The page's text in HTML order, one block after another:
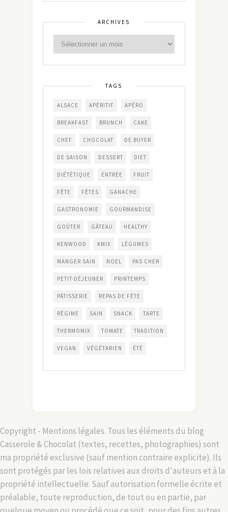
ARCHIVES
TAGS
ALSACE APÉRITIF APÉRO
BREAKFAST BRUNCH CAKE
CHEF CHOCOLAT DE BUYER
DE SAISON DESSERT DIET
DIÉTÉTIQUE ENTRÉE FRUIT
FÊTE FÊTES GANACHE
GASTRONOMIE GOURMANDISE
GOÛTER GÂTEAU HEALTHY
KENWOOD KMIX LÉGUMES
MANGER SAIN NOEL PAS CHER
PETIT-DÉJEUNER PRINTEMPS
PÂTISSERIE REPAS DE FÊTE
RÉGIME SAIN SNACK TARTE
THERMOMIX TOMATE TRADITION
VEGAN VÉGÉTARIEN ÉTÉ
Copyright - Mentions légales. Tous les éléments du blog
Casserole & Chocolat (textes, recettes, photographies) sont
ma propriété exclusive (sauf mention contraire explicite). Ils
sont protégés par les lois relatives aux droits d'auteurs et à la
propriété intellectuelle. Sauf autorisation formelle écrite et
préalable, toute reproduction, de tout ou en partie, par